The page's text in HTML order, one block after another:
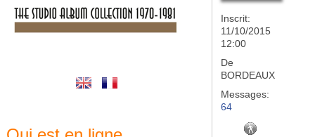
Inscrit:
11/10/2015
12:00
De
BORDEAUX
Messages:
64